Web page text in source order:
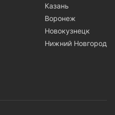
Казань
Воронеж
Новокузнецк
Нижний Новгород